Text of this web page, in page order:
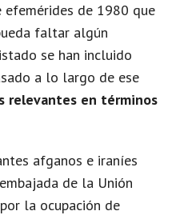
de 1980 que
faltar algún
se han incluido
a lo largo de ese
relevantes en términos
afganos e iraníes
de la Unión
la ocupación de